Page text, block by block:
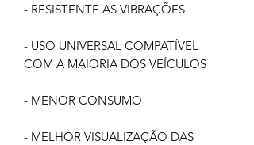
- RESISTENTE AS VIBRAÇÕES
- USO UNIVERSAL COMPATÍVEL
COM A MAIORIA DOS VEÍCULOS
- MENOR CONSUMO
- MELHOR VISUALIZAÇÃO DAS